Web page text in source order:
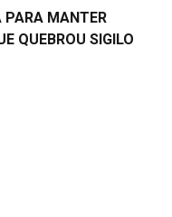
PARA MANTER
QUEBROU SIGILO